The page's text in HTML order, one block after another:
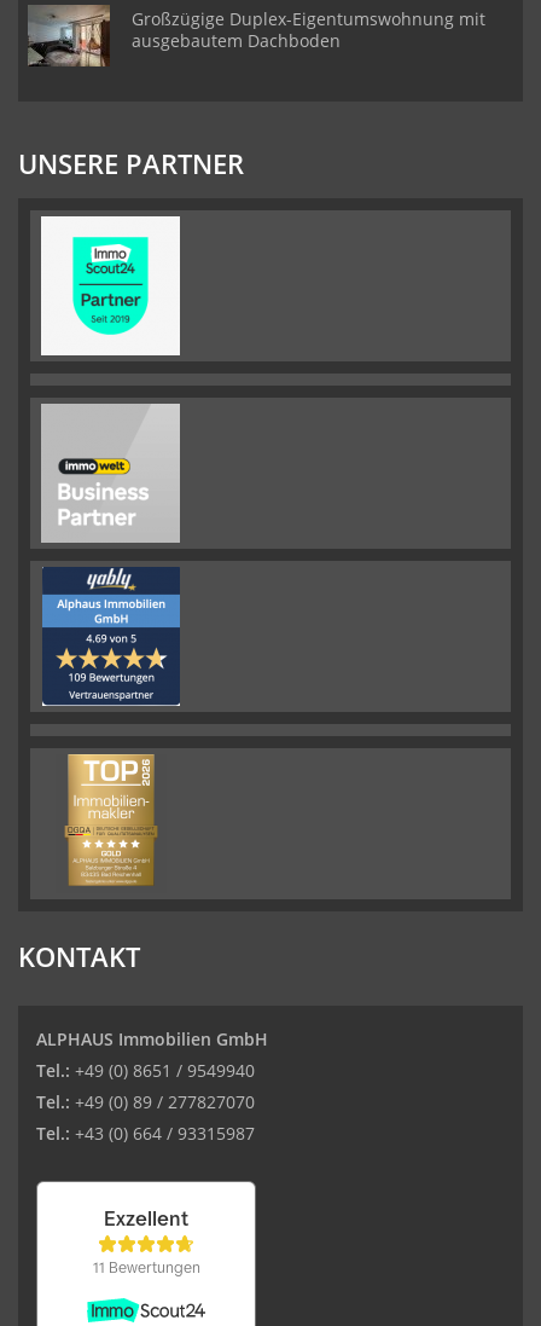
Großzügige Duplex-Eigentumswohnung mit
ausgebautem Dachboden
UNSERE PARTNER
KONTAKT
ALPHAUS Immobilien GmbH
Tel.: +49 (0) 8651 / 9549940
Tel.: +49 (0) 89 / 277827070
Tel.: +43 (0) 664 / 93315987